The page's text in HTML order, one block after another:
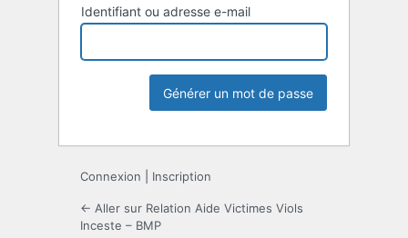
Identifiant ou adresse e-mail
Connexion Inscription
← Aller sur Relation Aide Victimes Viols
Inceste – BMP